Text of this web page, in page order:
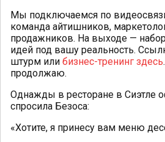
Мы подключаемся по
команда айтишников,
продажников. На выходе —
идей под вашу реальность.
штурм или бизнес-тренинг здесь
продолжаю.
Однажды в ресторане в Сиэтле
спросила Безоса:
«Хотите, я принесу вам меню